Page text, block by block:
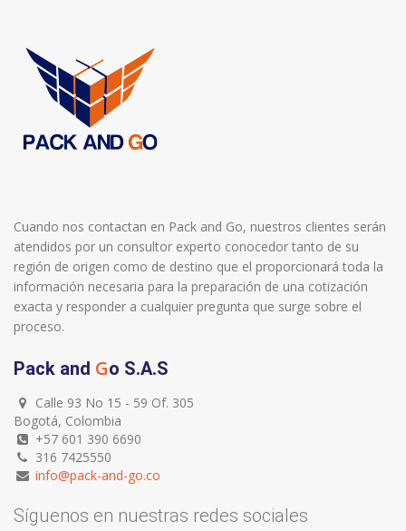
Cuando nos contactan en Pack and Go, nuestros clientes serán
atendidos por un consultor experto conocedor tanto de su
región de origen como de destino que el proporcionará toda la
información necesaria para la preparación de una cotización
exacta y responder a cualquier pregunta que surge sobre el
proceso.
Pack and Go S.A.S
Calle 93 No 15 - 59 Of. 305
Bogotá, Colombia
+57 601 390 6690
316 7425550
info@pack-and-go.co
Síguenos en nuestras redes sociales